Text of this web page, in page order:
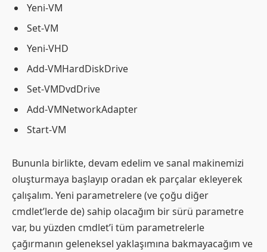
Yeni-VM
Set-VM
Yeni-VHD
Add-VMHardDiskDrive
Set-VMDvdDrive
Add-VMNetworkAdapter
Start-VM
Bununla birlikte, devam edelim ve sanal makinemizi
oluşturmaya başlayıp oradan ek parçalar ekleyerek
çalışalım. Yeni parametrelere (ve çoğu diğer
cmdlet’lerde de) sahip olacağım bir sürü parametre
var, bu yüzden cmdlet’i tüm parametrelerle
çağırmanın geleneksel yaklaşımına bakmayacağım ve